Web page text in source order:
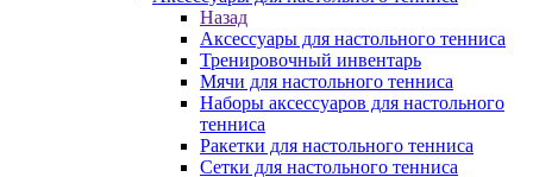
Назад
Аксессуары для настольного тенниса
Тренировочный инвентарь
Мячи для настольного тенниса
Наборы аксессуаров для настольного
тенниса
Ракетки для настольного тенниса
Сетки для настольного тенниса